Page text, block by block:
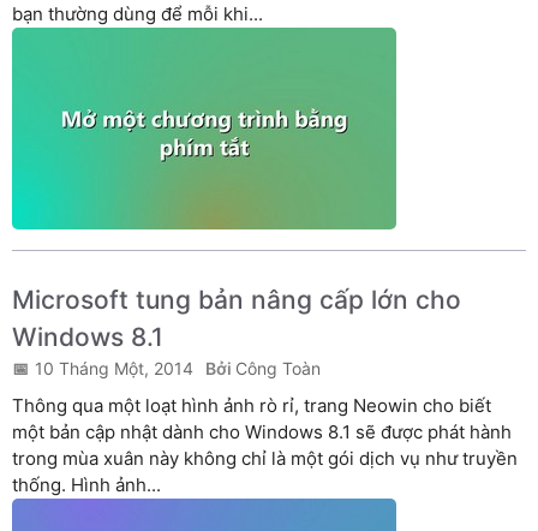
bạn thường dùng để mỗi khi...
Microsoft tung bản nâng cấp lớn cho
Windows 8.1
10 Tháng Một, 2014 Công Toàn
Thông qua một loạt hình ảnh rò rỉ, trang Neowin cho biết
một bản cập nhật dành cho Windows 8.1 sẽ được phát hành
trong mùa xuân này không chỉ là một gói dịch vụ như truyền
thống. Hình ảnh...